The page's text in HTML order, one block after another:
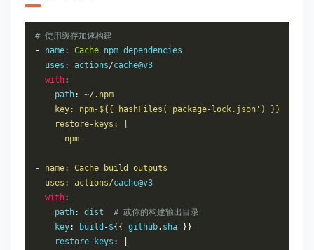
# 使用缓存加速构建
- name: Cache npm dependencies
  uses
: actions/cache@v3
with:
    path
: ~/.npm
    key: npm-${{ hashFiles('package-lock.json') }}
    restore-keys: |
      npm-
- name: Cache build outputs
  uses: actions/
cache@v3
with:
    path
: dist # 或你的构建输出目录
    key
: build -${{ github. sha }}
    restore
- keys :